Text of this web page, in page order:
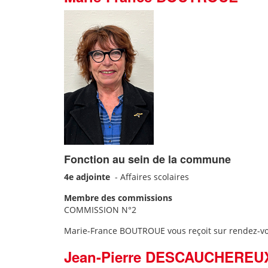
Fonction au sein de la commune
4e adjointe - Affaires scolaires
Membre des commissions
COMMISSION N°2
Marie-France BOUTROUE vous reçoit sur rendez-
Jean-Pierre